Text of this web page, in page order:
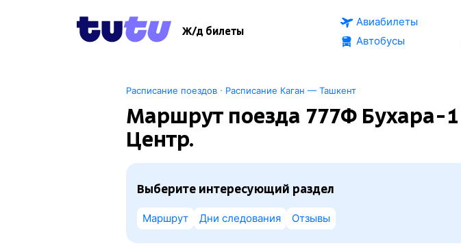
Ж/д билеты
Авиабилеты
Автобусы
Расписание поездов· Расписание Каган — Ташкент
Маршрут поезда 777Ф Бухара-
Центр.
Выберите интересующий раздел
Маршрут Дни следования Отзывы